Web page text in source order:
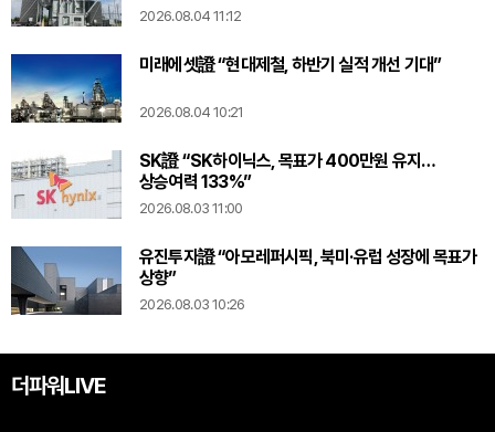
2026.08.04 11:12
미래에셋證 “현대제철, 하반기 실적 개선 기대”
2026.08.04 10:21
SK證 “SK하이닉스, 목표가 400만원 유지…
상승여력 133%”
2026.08.03 11:00
유진투자證 “아모레퍼시픽, 북미·유럽 성장에 목표가
상향”
2026.08.03 10:26
더파워LIVE